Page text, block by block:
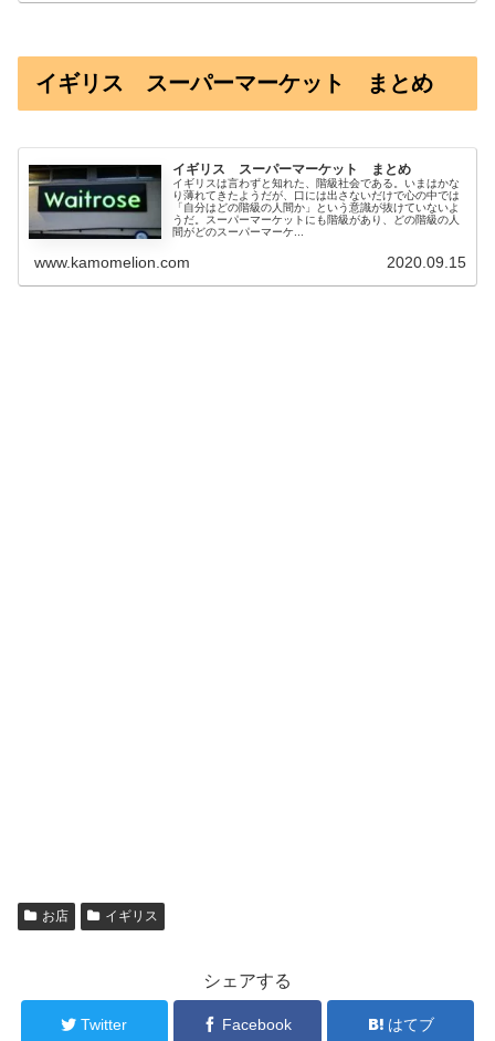
イギリス スーパーマーケット まとめ
イギリス スーパーマーケット まとめ
イギリスは言わずと知れた、階級社会である。いまはかな
り薄れてきたようだが、口には出さないだけで心の中では
「自分はどの階級の人間か」という意識が抜けていないよ
うだ。スーパーマーケットにも階級があり、どの階級の人
間がどのスーパーマーケ...
www.kamomelion.com 2020.09.15
お店 イギリス
シェアする
Twitter Facebook はてブ